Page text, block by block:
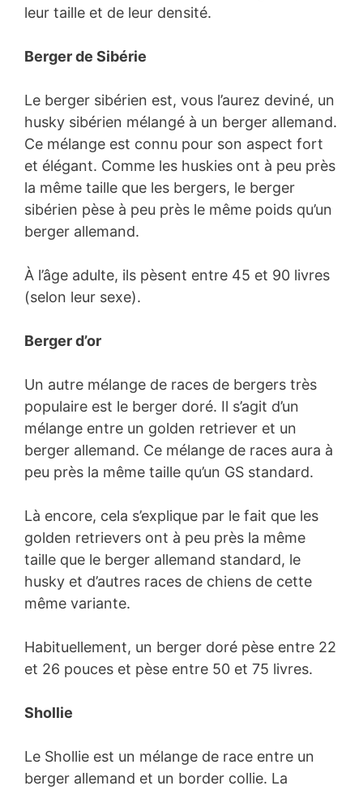
leur taille et de leur densité.
Berger de Sibérie
Le berger sibérien est, vous l’aurez deviné, un
husky sibérien mélangé à un berger allemand.
Ce mélange est connu pour son aspect fort
et élégant. Comme les huskies ont à peu près
la même taille que les bergers, le berger
sibérien pèse à peu près le même poids qu’un
berger allemand.
À l’âge adulte, ils pèsent entre 45 et 90 livres
(selon leur sexe).
Berger d’or
Un autre mélange de races de bergers très
populaire est le berger doré. Il s’agit d’un
mélange entre un golden retriever et un
berger allemand. Ce mélange de races aura à
peu près la même taille qu’un GS standard.
Là encore, cela s’explique par le fait que les
golden retrievers ont à peu près la même
taille que le berger allemand standard, le
husky et d’autres races de chiens de cette
même variante.
Habituellement, un berger doré pèse entre 22
et 26 pouces et pèse entre 50 et 75 livres.
Shollie
Le Shollie est un mélange de race entre un
berger allemand et un border collie. La